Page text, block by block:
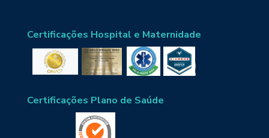
Certificações Hospital e Maternidade
Certificações Plano de Saúde